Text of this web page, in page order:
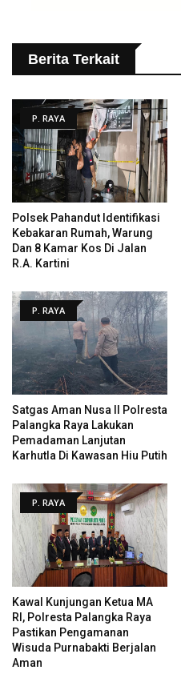
Berita Terkait
P. RAYA
Polsek Pahandut Identifikasi
Kebakaran Rumah, Warung
Dan 8 Kamar Kos Di Jalan
R.A. Kartini
P. RAYA
Satgas Aman Nusa II Polresta
Palangka Raya Lakukan
Pemadaman Lanjutan
Karhutla Di Kawasan Hiu Putih
P. RAYA
Kawal Kunjungan Ketua MA
RI, Polresta Palangka Raya
Pastikan Pengamanan
Wisuda Purnabakti Berjalan
Aman